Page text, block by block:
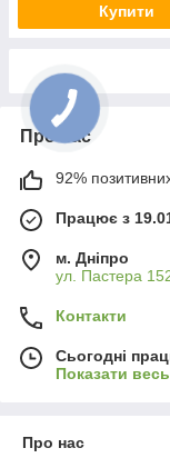
Купити
Про нас
92% позитивних
Працює з
м. Дніпро
ул. Пастера
Контакти
Сьогодні
Показати
Про нас